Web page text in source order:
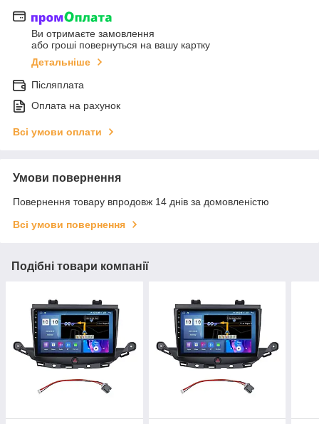
Ви отримаєте замовлення
або гроші повернуться на вашу картку
Детальніше
Післяплата
Оплата на рахунок
Всі умови оплати
Умови повернення
Повернення товару впродовж 14 днів за домовленістю
Всі умови повернення
Подібні товари компанії